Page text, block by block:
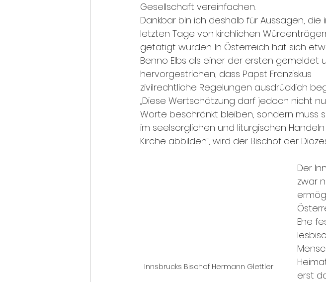
Gesellschaft vereinfachen.
Dankbar bin ich deshalb für Aussagen, die
letzten Tage von kirchlichen
getätigt wurden. In Österreich hat sich
Benno Elbs als einer der ersten gemeldet
hervorgestrichen, dass Papst Franziskus
zivilrechtliche Regelungen ausdrücklich
„Diese Wertschätzung darf jedoch nicht
Worte beschränkt bleiben, sondern muss
im seelsorglichen und liturgischen
Kirche abbilden“, wird der Bischof der
Innsbrucks Bischof Hermann Glettler
Der
zwar
Ehe
erst